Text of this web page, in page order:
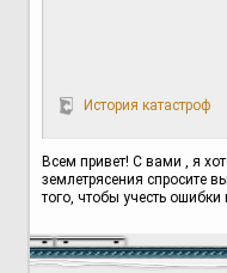
История катастроф
Всем привет! С вами , я
землетрясения спросите
того, чтобы учесть ошибки